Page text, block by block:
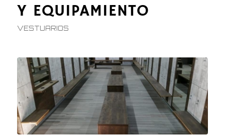
Y EQUIPAMIENTO
VESTUARIOS